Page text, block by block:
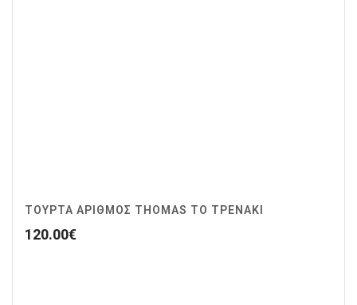
ΤΟΥΡΤΑ ΑΡΙΘΜΟΣ THOMAS ΤΟ ΤΡΕΝΑΚΙ
120.00€